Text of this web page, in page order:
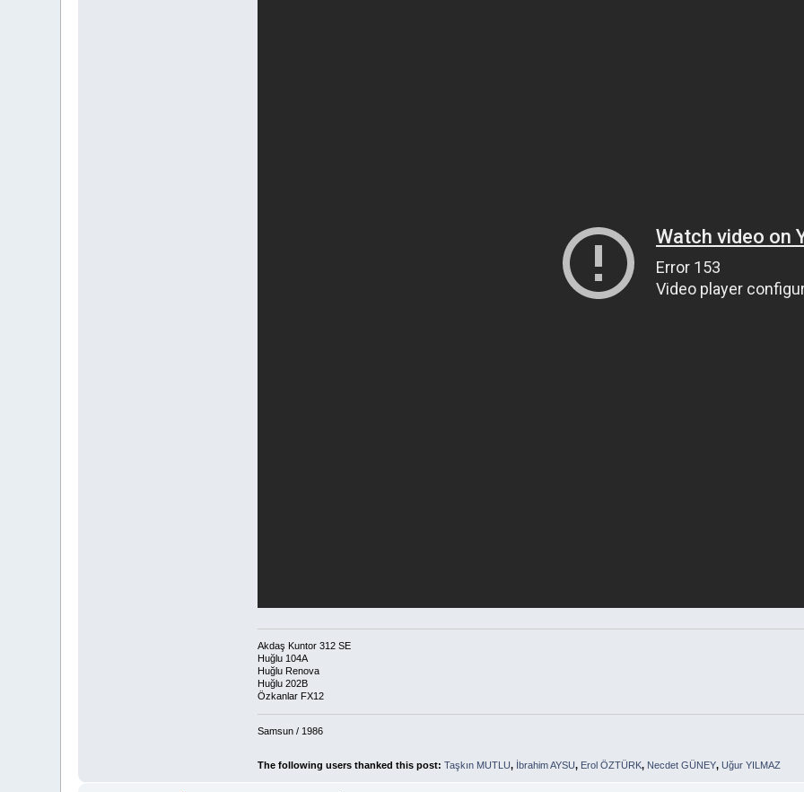
Akdaş Kuntor 312 SE
Huğlu 104A
Huğlu Renova
Huğlu 202B
Özkanlar FX12
Samsun / 1986
The following users thanked this post: Taşkın MUTLU, İbrahim AYSU, Erol ÖZTÜRK, Necdet GÜNEY, Uğur YILMAZ